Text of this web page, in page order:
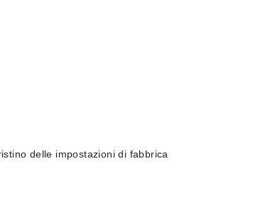
delle impostazioni di fabbrica